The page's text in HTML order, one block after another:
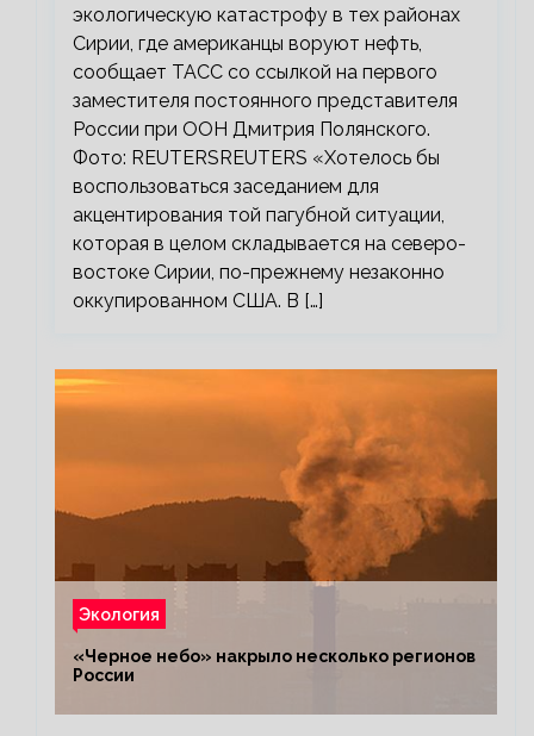
экологическую катастрофу в тех районах
Сирии, где американцы воруют нефть,
сообщает ТАСС со ссылкой на первого
заместителя постоянного представителя
России при ООН Дмитрия Полянского.
Фото: REUTERSREUTERS «Хотелось бы
воспользоваться заседанием для
акцентирования той пагубной ситуации,
которая в целом складывается на северо-
востоке Сирии, по-прежнему незаконно
оккупированном США. В […]
Экология
«Черное небо» накрыло несколько регионов
России